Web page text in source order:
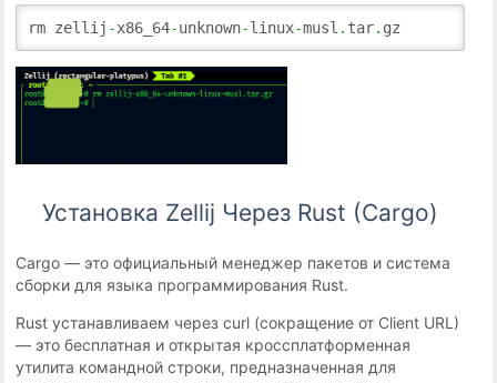
rm zellij -x86_64-unknown-linux-musl . tar. gz
Установка Zellij Через Rust (Cargo)
Cargo — это официальный менеджер пакетов и система
сборки для языка программирования Rust.
Rust устанавливаем через curl (сокращение от Client URL)
— это бесплатная и открытая кроссплатформенная
утилита командной строки, предназначенная для